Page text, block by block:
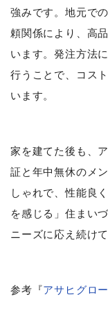
強みです。地元で
頼関係により、高
います。発注方法
行うことで、コス
います。
家を建てた後も、
証と年中無休のメ
しゃれで、性能良
を感じる」住まい
ニーズに応え続けて
参考『アサヒグロ